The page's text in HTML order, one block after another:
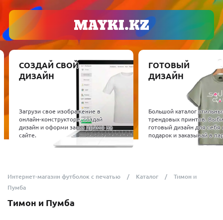
СОЗДАЙ СВОЙ
ДИЗАЙН
Загрузи свое изображение в
онлайн-конструкторе, создай
дизайн и оформи заказ прямо на
сайте.
ГОТОВЫЙ
ДИЗАЙН
Большой каталог
трендовых принтов.
готовый дизайн для себя
подарок и заказывай в
Интернет-магазин футболок с печатью Каталог
Тимон и
Пумба
Тимон и Пумба